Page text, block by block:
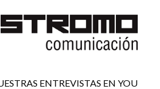
ENTREVISTAS EN YOU